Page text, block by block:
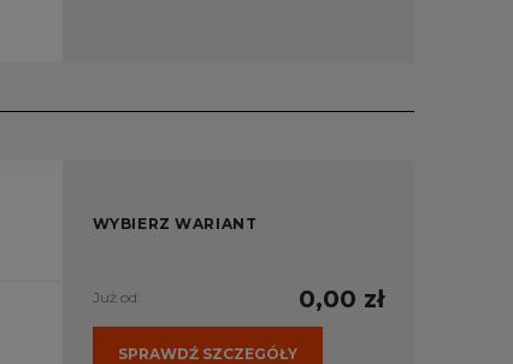
WYBIERZ WARIANT
Już od: 0,00 zł
SPRAWDŹ SZCZEGÓŁY